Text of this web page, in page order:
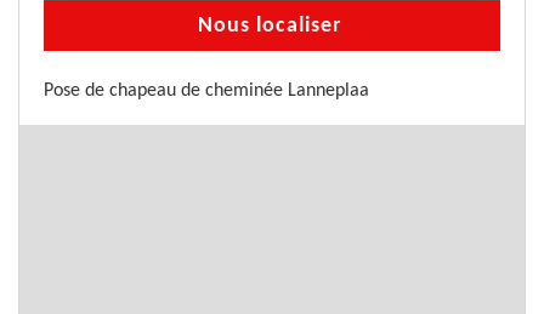
Nous localiser
Pose de chapeau de cheminée Lanneplaa